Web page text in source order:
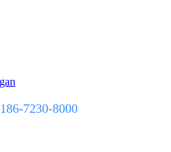
186-7230-8000